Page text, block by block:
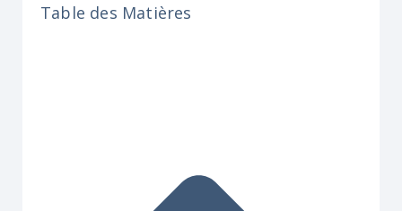
Table des Matières